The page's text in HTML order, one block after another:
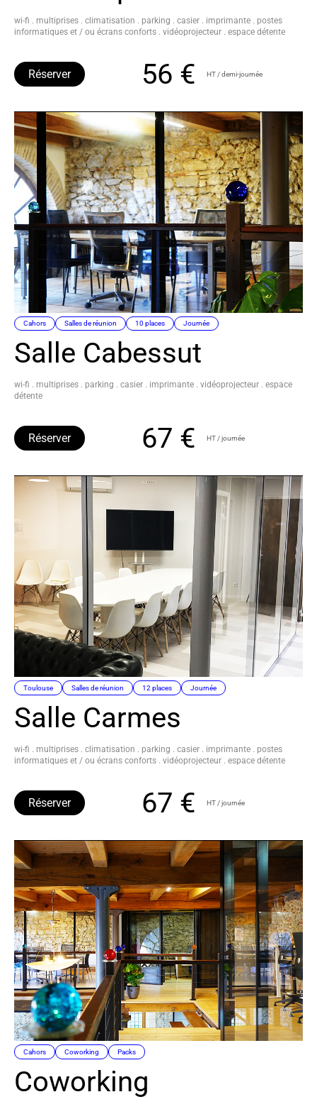
wi-fi . multiprises . climatisation . parking . casier . imprimante . postes
informatiques et / ou écrans conforts . vidéoprojecteur . espace détente
56 € HT / demi-journée
Réserver
Cahors Salles de réunion 10 places Journée
Salle Cabessut
wi-fi . multiprises . parking . casier . imprimante . vidéoprojecteur . espace
détente
67 € HT / journée
Réserver
Toulouse Salles de réunion 12 places Journée
Salle Carmes
wi-fi . multiprises . climatisation . parking . casier . imprimante . postes
informatiques et / ou écrans conforts . vidéoprojecteur . espace détente
67 € HT / journée
Réserver
Cahors Coworking Packs
Coworking